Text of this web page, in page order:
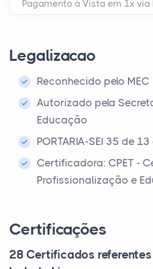
Legalizacao
Reconhecido pelo MEC
Autorizado pela
Educação
PORTARIA-SEI 35 de
Certificadora: CPET -
Profissionalização e
Certificações
28 Certificados